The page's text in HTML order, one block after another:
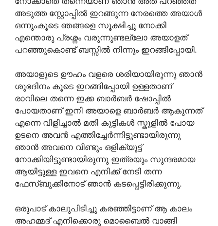
അടുത്ത സ്റ്റോപ്പിൽ ഇറങ്ങുന്ന നേരത്തെ അയാൾ
ഒന്നുംകൂടെ ഞങ്ങളെ സൂക്ഷിച്ചു നോക്കി
എന്തൊരു പ്രശ്നം വരുന്നുണ്ടല്ലോ അയാളത്
പറഞ്ഞുകൊണ്ട് ബസ്സിൽ നിന്നും ഇറങ്ങിപ്പോയി.
അയാളുടെ ഊഹം വളരെ ശരിയായിരുന്നു ഞാൻ
ശുഭദിനം കൂടെ ഇറങ്ങിപ്പോയി ഉള്ളതാണ്
രാവിലെ തന്നെ ഇക്ക ബാർബർ ഷോപ്പിൽ
പോയതാണ് ഇനി അയാളെ ബാർബർ ആകുന്നത്
എന്നെ വിളിച്ചാൽ മതി കുട്ടികൾ സ്കൂളിൽ പോയ
ഉടനെ അവൻ എത്തിച്ചേർന്നിട്ടുണ്ടായിരുന്നു
ഞാൻ അവനെ വീണ്ടും ഒളിക്യൂട്ട്
നോക്കിയിട്ടുണ്ടായിരുന്നു ഇത്രയും സുന്ദരമായ
ആയിട്ടുള്ള ഇവനെ എനിക്ക് നേടി തന്ന
ഫേസ്ബുക്കിനോട് ഞാൻ കടപ്പെട്ടിരിക്കുന്നു.
ഒരുപാട് കാലുപിടിച്ചു കരഞ്ഞിട്ടാണ് ആ കാലം
അഹമ്മദ് എനിക്കൊരു മൊബൈൽ വാങ്ങി